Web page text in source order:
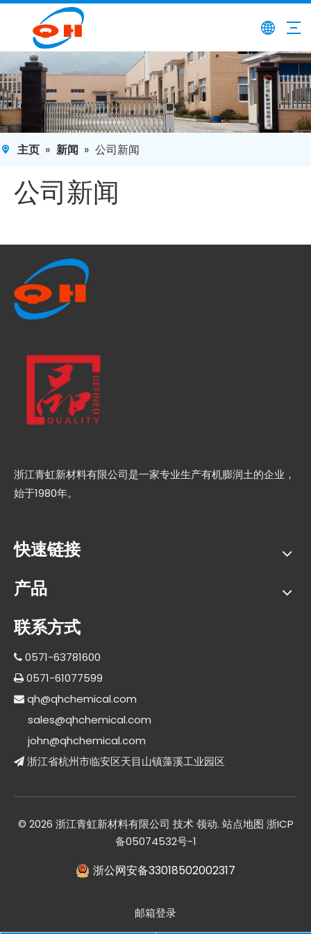
主页 » 新闻 » 公司新闻
公司新闻
浙江青虹新材料有限公司是一家专业生产有机膨润土的企业，
始于1980年。
快速链接
产品
联系方式
 0571-63781600
0571-61077599
 qh@qhchemical.com
sales@qhchemical.com
john@qhchemical.com
 浙江省杭州市临安区天目山镇藻溪工业园区
© 2026 浙江青虹新材料有限公司 技术领动. 站点地图 浙ICP
备05074532号-1
浙公网安备33018502002317
邮箱登录